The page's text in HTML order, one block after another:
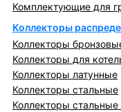
Комплектующие для
Коллекторы
Коллекторы
Коллекторы для
Коллекторы латунные
Коллекторы стальные
Коллекторы